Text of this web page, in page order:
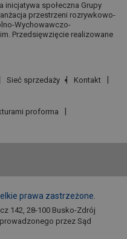
inicjatywa społeczna Grupy
przestrzeni rozrywkowo-
Wychowawczo-
Przedsięwzięcie realizowane
Sieć sprzedaży
Kontakt
proforma
prawa zastrzeżone.
142, 28-100 Busko-Zdrój
przez Sąd